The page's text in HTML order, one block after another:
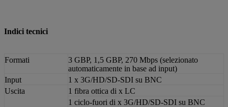
Indici tecnici
Formati
3 GBP, 1,5 GBP, 270 Mbps (selezionato
automaticamente in base ad input)
Input
1 x 3G/HD/SD-SDI su BNC
Uscita
1 fibra ottica di x LC
1 ciclo-fuori di x 3G/HD/SD-SDI su BNC